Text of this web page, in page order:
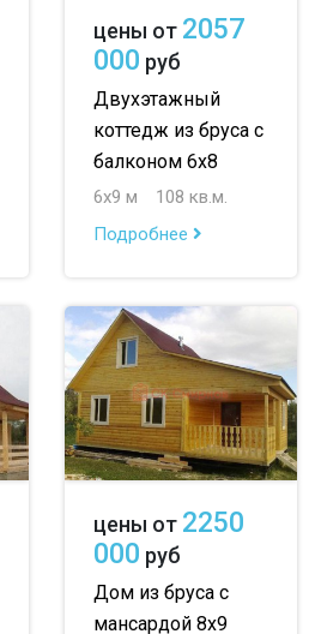
цены от 2057
000 руб
Двухэтажный
коттедж из бруса с
балконом 6х8
6х9 м
108 кв.м.
Подробнее
цены от 2250
000 руб
Дом из бруса с
мансардой 8х9